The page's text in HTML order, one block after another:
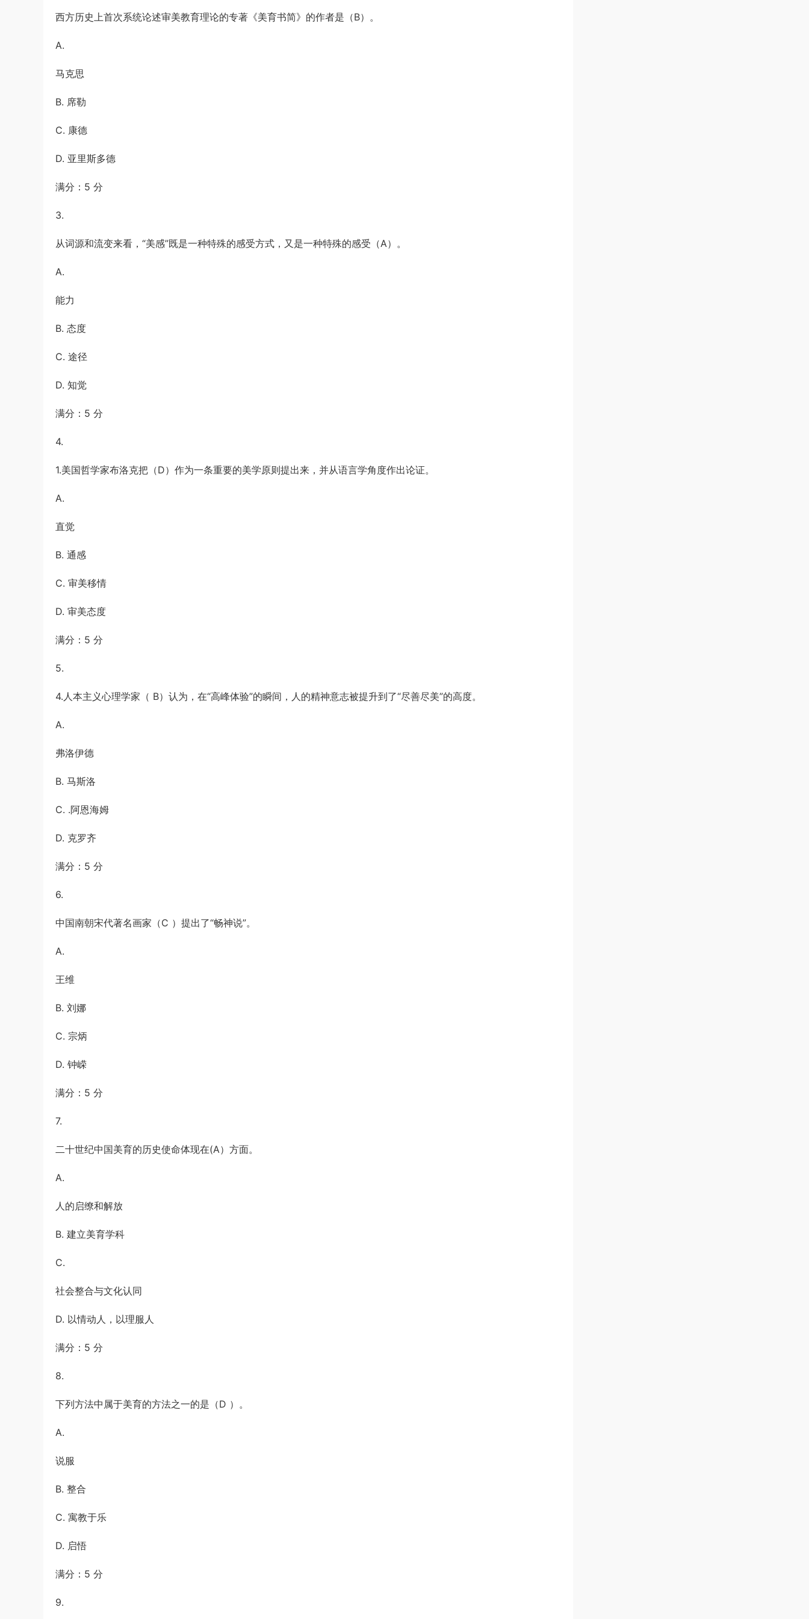
西方历史上首次系统论述审美教育理论的专著《美育书简》的作者是（B）。
A.
马克思
B. 席勒
C. 康德
D. 亚里斯多德
满分：5 分
3.
从词源和流变来看，“美感”既是一种特殊的感受方式，又是一种特殊的感受（A）。
A.
能力
B. 态度
C. 途径
D. 知觉
满分：5 分
4.
1.美国哲学家布洛克把（D）作为一条重要的美学原则提出来，并从语言学角度作出论证。
A.
直觉
B. 通感
C. 审美移情
D. 审美态度
满分：5 分
5.
4.人本主义心理学家（ B）认为，在“高峰体验”的瞬间，人的精神意志被提升到了“尽善尽美”的高度。
A.
弗洛伊德
B. 马斯洛
C. .阿恩海姆
D. 克罗齐
满分：5 分
6.
中国南朝宋代著名画家（C ）提出了“畅神说”。
A.
王维
B. 刘娜
C. 宗炳
D. 钟嵘
满分：5 分
7.
二十世纪中国美育的历史使命体现在(A）方面。
A.
人的启缭和解放
B. 建立美育学科
C.
社会整合与文化认同
D. 以情动人，以理服人
满分：5 分
8.
下列方法中属于美育的方法之一的是（D ）。
A.
说服
B. 整合
C. 寓教于乐
D. 启悟
满分：5 分
9.